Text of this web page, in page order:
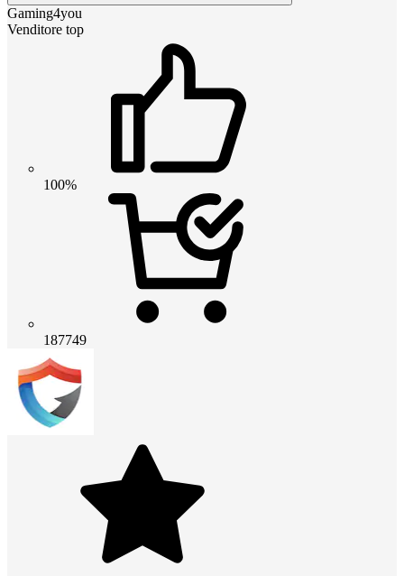
Gaming4you
Venditore top
100%
187749